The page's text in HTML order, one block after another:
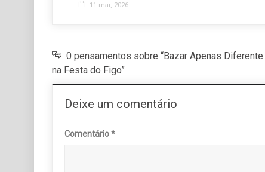
11 mar, 2026
0 pensamentos sobre “Bazar Apenas
na Festa do Figo”
Deixe um comentário
Comentário*